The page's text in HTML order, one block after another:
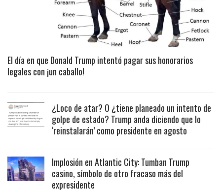
El día en que Donald Trump intentó pagar sus honorarios
legales con ¡un caballo!
¿Loco de atar? O ¿tiene planeado un intento de
golpe de estado? Trump anda diciendo que lo
‘reinstalarán’ como presidente en agosto
Implosión en Atlantic City: Tumban Trump
casino, símbolo de otro fracaso más del
expresidente